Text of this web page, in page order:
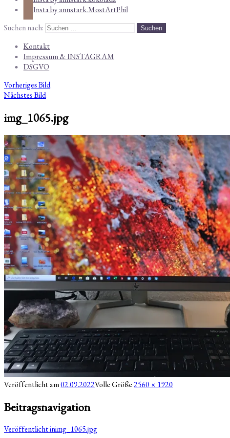
Insta by annstark.MostArtPhil
Suchen nach:
Kontakt
Impressum & INSTAGRAM
DSGVO
Vorheriges Bild
Nächstes Bild
img_1065.jpg
Veröffentlicht am02.09.2022Volle Größe2560 × 1920
Beitragsnavigation
Veröffentlicht inimg_1065.jpg